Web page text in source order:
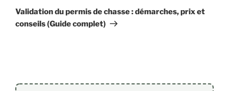
suivant
Validation du permis de chasse : démarches, prix et
conseils (Guide complet)